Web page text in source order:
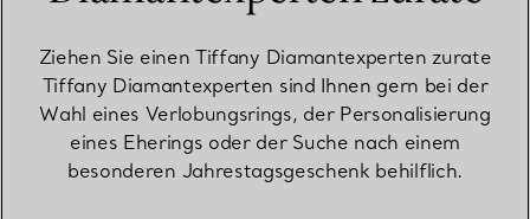
Ziehen Sie einen Tiffany Diamantexperten zurate
Tiffany Diamantexperten sind Ihnen gern bei der
Wahl eines Verlobungsrings, der Personalisierung
eines Eherings oder der Suche nach einem
besonderen Jahrestagsgeschenk behilflich.